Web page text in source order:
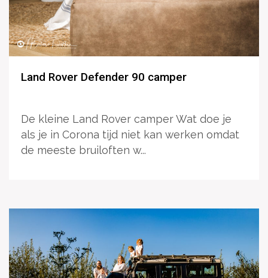
Land Rover Defender 90 camper
De kleine Land Rover camper Wat doe je
als je in Corona tijd niet kan werken omdat
de meeste bruiloften w...